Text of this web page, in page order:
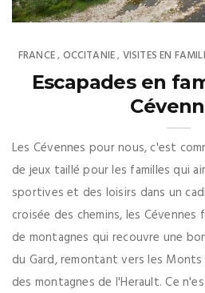
FRANCE, OCCITANIE, VISITES EN
Escapades en
Les Cévennes pour nous, c'est
de jeux taillé pour les familles qui
sportives et des loisirs dans un
croisée des chemins, les
de montagnes qui recouvre une
du Gard, remontant vers les
des montagnes de l'Herault. Ce